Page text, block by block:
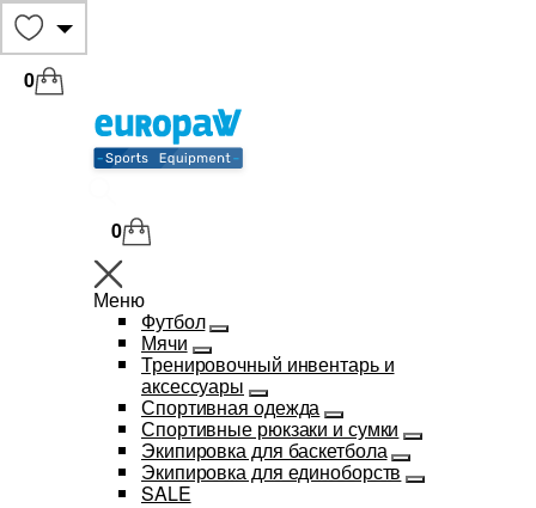
0
0
Меню
Футбол
Мячи
Тренировочный инвентарь и
аксессуары
Спортивная одежда
Спортивные рюкзаки и сумки
Экипировка для баскетбола
Экипировка для единоборств
SALE